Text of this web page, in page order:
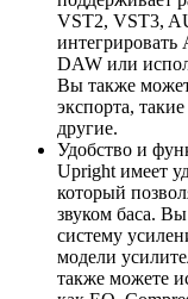
VST2, VST3,
интегрировать
DAW или
Вы также
экспорта,
другие.
Удобство и
Upright имеет
который
звуком баса.
систему
модели
также можете